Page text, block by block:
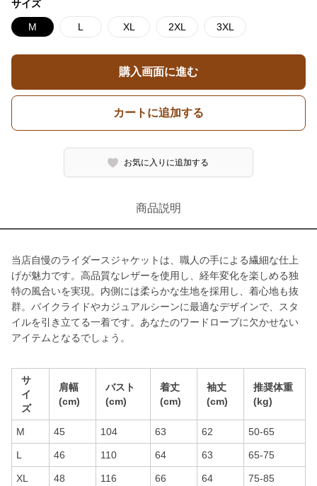
サイズ
M L XL 2XL 3XL
購入画面に進む
カートに追加する
お気に入りに追加する
商品説明
当店自慢のライダースジャケットは、職人の手による繊細な仕上
げが魅力です。高品質なレザーを使用し、経年変化を楽しめる独
特の風合いを実現。内側には柔らかな生地を採用し、着心地も抜
群。バイクライドやカジュアルシーンに最適なデザインで、スタ
イルを引き立てる一着です。あなたのワードローブに欠かせない
アイテムとなるでしょう。
サ
イ
ズ
肩幅
(cm)
バスト
(cm)
着丈
(cm)
袖丈
(cm)
推奨体重
(kg)
M 45 104 63 62 50-65
L 46 110 64 63 65-75
XL 48 116 66 64 75-85